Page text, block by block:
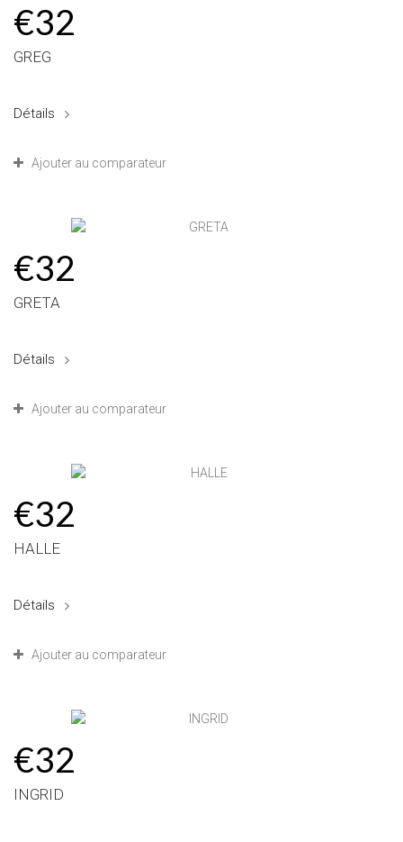
€32
GREG
Détails
Ajouter au comparateur
€32
GRETA
Détails
Ajouter au comparateur
€32
HALLE
Détails
Ajouter au comparateur
€32
INGRID